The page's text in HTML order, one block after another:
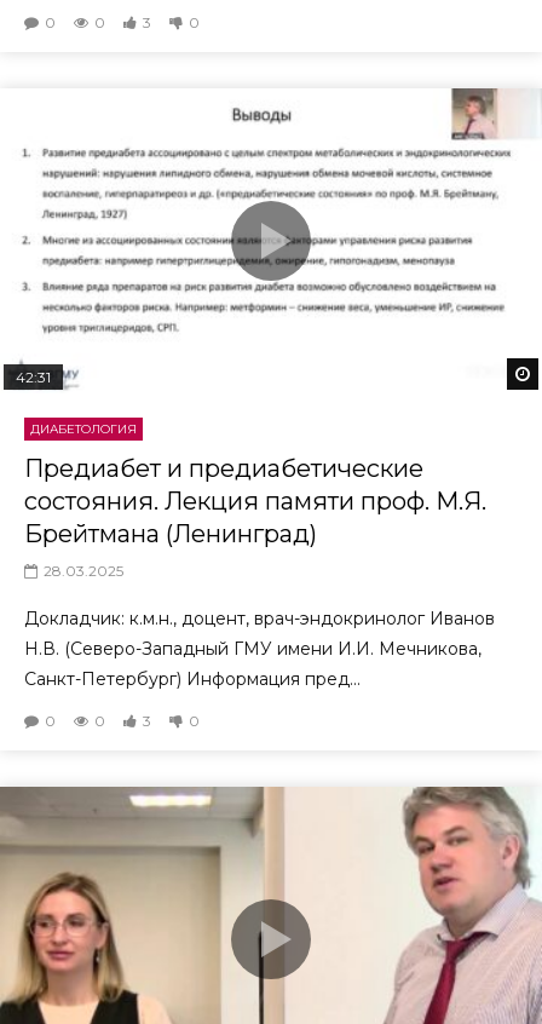
0 0 3 0
42:31
ДИАБЕТОЛОГИЯ
Предиабет и предиабетические
состояния. Лекция памяти проф. М.Я.
Брейтмана (Ленинград)
28.03.2025
Докладчик: к.м.н., доцент, врач-эндокринолог Иванов
Н.В. (Северо-Западный ГМУ имени И.И. Мечникова,
Санкт-Петербург) Информация пред...
0 0 3 0